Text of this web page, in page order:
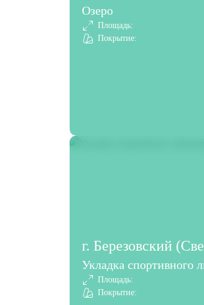
Озеро
Площадь:
Покрытие:
г. Березовский
Укладка спортивного
Площадь:
Покрытие: